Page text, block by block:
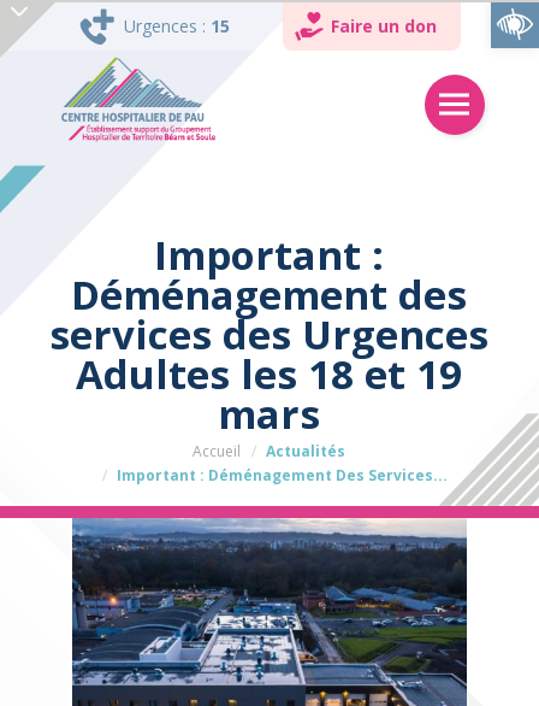
Urgences : 15 Faire un don
Important :
Déménagement des
services des Urgences
Adultes les 18 et 19
mars
Accueil
Actualités
Important : Déménagement Des Services...